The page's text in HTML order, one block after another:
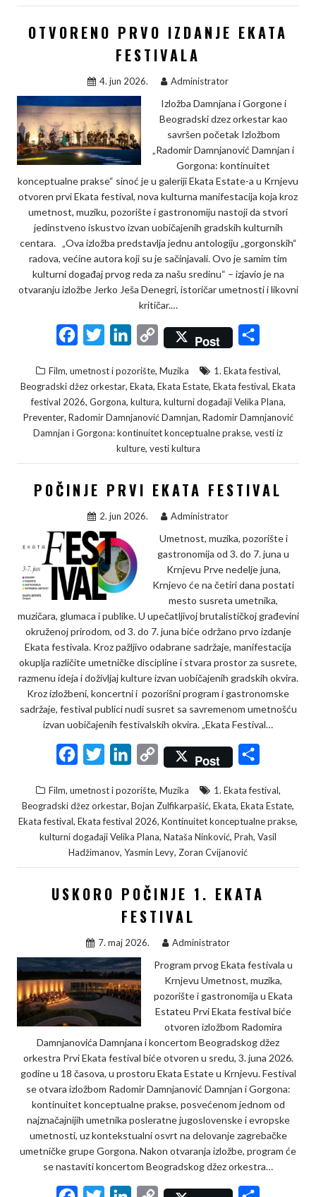
b
o
t
e
e
d
L
i
n
e
OTVORENO PRVO IZDANJE EKATA
FESTIVALA
4. jun 2026. Administrator
Izložba Damnjana i Gorgone i
Beogradski dzez orkestar kao
savršen početak Izložbom
„Radomir Damnjanović Damnjan i
Gorgona: kontinuitet
konceptualne prakse“ sinoć je u galeriji Ekata Estate-a u Krnjevu
otvoren prvi Ekata festival, nova kulturna manifestacija koja kroz
umetnost, muziku, pozorište i gastronomiju nastoji da stvori
jedinstveno iskustvo izvan uobičajenih gradskih kulturnih
centara. „Ova izložba predstavlja jednu antologiju „gorgonskih“
radova, većine autora koji su je sačinjavali. Ovo je samim tim
kulturni događaj prvog reda za našu sredinu“ – izjavio je na
otvaranju izložbe Jerko Ješa Denegri, istoričar umetnosti i likovni
kritičar.…
c
e
b
o
o
k
i
t
t
e
r
n
k
e
d
I
n
C
p
y
L
i
n
k
Post
a
r
e
Film, umetnost i pozorište, Muzika 1. Ekata festival,
Beogradski džez orkestar, Ekata, Ekata Estate, Ekata festival, Ekata
festival 2026, Gorgona, kultura, kulturni događaji Velika Plana,
Preventer, Radomir Damnjanović Damnjan, Radomir Damnjanović
Damnjan i Gorgona: kontinuitet konceptualne prakse, vesti iz
kulture, vesti kultura
POČINJE PRVI EKATA FESTIVAL
2. jun 2026. Administrator
Umetnost, muzika, pozorište i
gastronomija od 3. do 7. juna u
Krnjevu Prve nedelje juna,
Krnjevo će na četiri dana postati
mesto susreta umetnika,
muzičara, glumaca i publike. U upečatljivoj brutalističkoj građevini
okruženoj prirodom, od 3. do 7. juna biće održano prvo izdanje
Ekata festivala. Kroz pažljivo odabrane sadržaje, manifestacija
okuplja različite umetničke discipline i stvara prostor za susrete,
razmenu ideja i doživljaj kulture izvan uobičajenih gradskih okvira.
Kroz izložbeni, koncertni i pozorišni program i gastronomske
sadržaje, festival publici nudi susret sa savremenom umetnošću
izvan uobičajenih festivalskih okvira. „Ekata Festival…
c
e
b
o
k
i
t
t
e
n
k
e
d
n
C
p
y
L
i
k
Post
a
r
e
Film, umetnost i pozorište, Muzika 1. Ekata festival,
Beogradski džez orkestar, Bojan Zulfikarpašić, Ekata, Ekata Estate,
Ekata festival, Ekata festival 2026, Kontinuitet konceptualne prakse,
kulturni događaji Velika Plana, Nataša Ninković, Prah, Vasil
Hadžimanov, Yasmin Levy, Zoran Cvijanović
USKORO POČINJE 1. EKATA
FESTIVAL
7. maj 2026. Administrator
Program prvog Ekata festivala u
Krnjevu Umetnost, muzika,
pozorište i gastronomija u Ekata
Estateu Prvi Ekata festival biće
otvoren izložbom Radomira
Damnjanovića Damnjana i koncertom Beogradskog džez
orkestra Prvi Ekata festival biće otvoren u sredu, 3. juna 2026.
godine u 18 časova, u prostoru Ekata Estate u Krnjevu. Festival
se otvara izložbom Radomir Damnjanović Damnjan i Gorgona:
kontinuitet konceptualne prakse, posvećenom jednom od
najznačajnijih umetnika posleratne jugoslovenske i evropske
umetnosti, uz kontekstualni osvrt na delovanje zagrebačke
umetničke grupe Gorgona. Nakon otvaranja izložbe, program će
se nastaviti koncertom Beogradskog džez orkestra…